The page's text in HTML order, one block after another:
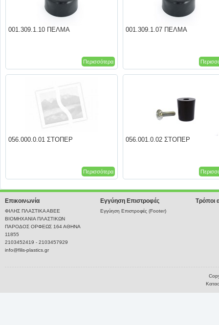
001.309.1.10 ΠΕΛΜΑ
Περισσότερα
001.309.1.07 ΠΕΛΜΑ
056.000.0.01 ΣΤΟΠΕΡ
Περισσότερα
056.001.0.02 ΣΤΟΠΕΡ
Επικοινωνία
ΦΙΛΗΣ ΠΛΑΣΤΙΚΑ ΑΒΕΕ
ΒΙΟΜΗΧΑΝΙΑ ΠΛΑΣΤΙΚΩΝ
ΠΑΡΟΔΟΣ ΟΡΦΕΩΣ 164 ΑΘΗΝΑ
11855
2103452419 - 2103457929
info@filis-plastics.gr
Εγγύηση Επιστροφές
Εγγύηση Επιστροφές (Footer)
Τρόποι